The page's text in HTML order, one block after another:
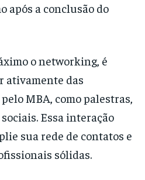
após a conclusão do
o networking, é
ativamente das
MBA, como palestras,
Essa interação
sua rede de contatos e
sólidas.